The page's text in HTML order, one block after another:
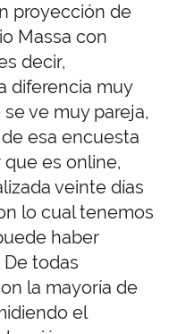
proyección de
Massa con
decir,
diferencia muy
ve muy pareja,
esa encuesta
es online,
veinte días
lo cual tenemos
haber
todas
la mayoría de
el